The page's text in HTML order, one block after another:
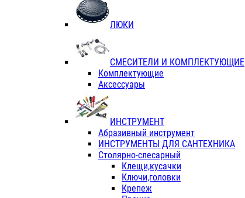
ЛЮКИ
СМЕСИТЕЛИ И КОМПЛЕКТУЮЩИЕ
Комплектующие
Аксессуары
ИНСТРУМЕНТ
Абразивный инструмент
ИНСТРУМЕНТЫ ДЛЯ САНТЕХНИКА
Столярно-слесарный
Клещи,кусачки
Ключи,головки
Крепеж